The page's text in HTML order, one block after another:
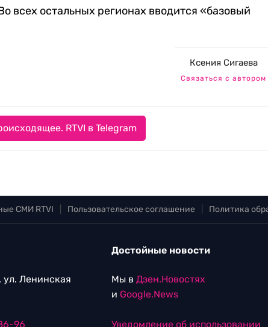
всех остальных регионах вводится «базовый
Ксения Сигаева
Связаться с автором
RTVI в Telegram
СМИ RTVI Пользовательское соглашение Политика
ул. Ленинская
96
Достойные новости
Мы в Дзен.Новостях
и Google.News
Уведомление об использовании